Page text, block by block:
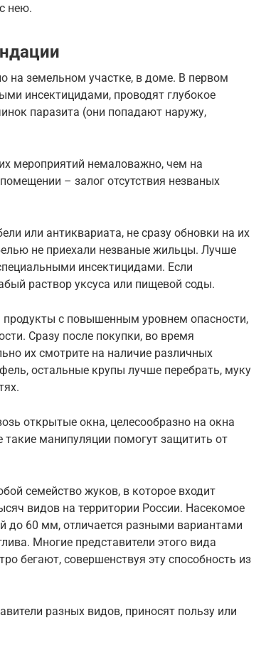
нею.
на земельном участке, в доме. В первом
инсектицидами, проводят глубокое
паразита (они попадают наружу,
мероприятий немаловажно, чем на
– залог отсутствия незваных
или антиквариата, не сразу обновки на их
не приехали незваные жильцы. Лучше
инсектицидами. Если
раствор уксуса или пищевой соды.
с повышенным уровнем опасности,
Сразу после покупки, во время
их смотрите на наличие различных
остальные крупы лучше перебрать, муку
открытые окна, целесообразно на окна
манипуляции помогут защитить от
семейство жуков, в которое входит
видов на территории России. Насекомое
до 60 мм, отличается разными вариантами
Многие представители этого вида
бегают, совершенствуя эту способность из
разных видов, приносят пользу или